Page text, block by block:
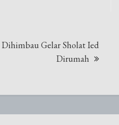
Dihimbau Gelar Sholat Ied
Dirumah